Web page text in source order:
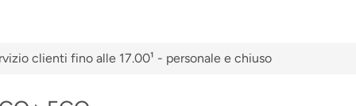
clienti fino alle 17.00¹ - personale e chiuso